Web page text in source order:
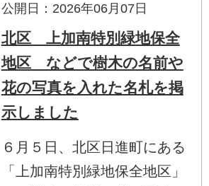
公開日：2026年06月07日
北区 上加南特別緑地保全
地区 などで樹木の名前や
花の写真を入れた名札を掲
示しました
６月５日、北区日進町にある
「上加南特別緑地保全地区」